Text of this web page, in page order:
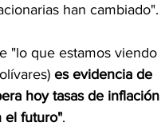
han cambiado".
"lo que estamos viendo
es evidencia de
hoy tasas de inflación
el futuro".